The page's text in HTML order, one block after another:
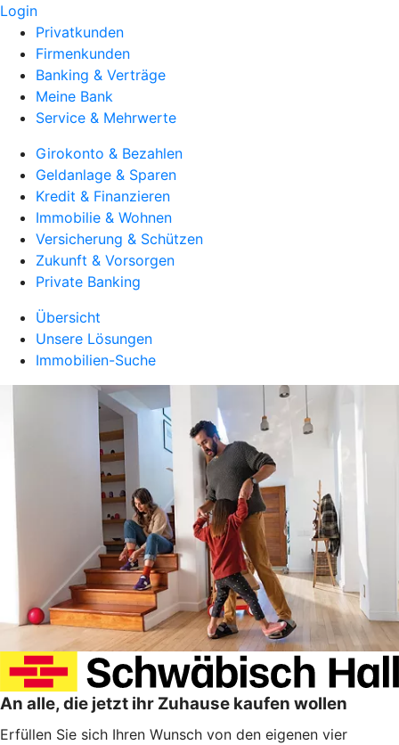
Login
Privatkunden
Firmenkunden
Banking & Verträge
Meine Bank
Service & Mehrwerte
Girokonto & Bezahlen
Geldanlage & Sparen
Kredit & Finanzieren
Immobilie & Wohnen
Versicherung & Schützen
Zukunft & Vorsorgen
Private Banking
Übersicht
Unsere Lösungen
Immobilien-Suche
An alle, die jetzt ihr Zuhause kaufen wollen
Erfüllen Sie sich Ihren Wunsch von den eigenen vier